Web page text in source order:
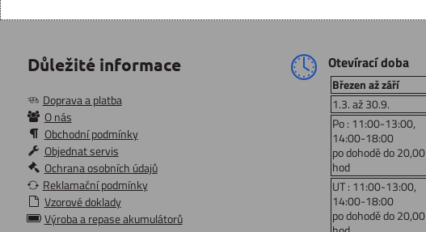
Důležité informace
Doprava a platba
O nás
Obchodní podmínky
Objednat servis
Ochrana osobních údajů
Reklamační podmínky
Vzorové doklady
Výroba a repase akumulátorů
Otevírací doba
Březen až září
1.3. až 30.9.
Po : 11:00-13:00,
14:00-18:00
po dohodě do 20,00
hod
UT : 11:00-13:00,
14:00-18:00
po dohodě do 20,00